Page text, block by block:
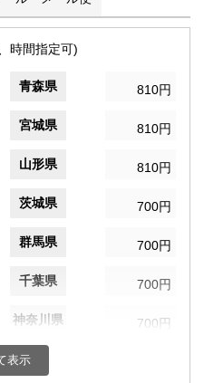
時間指定可)
青森県 810円
宮城県 810円
山形県 810円
茨城県 700円
群馬県 700円
千葉県 700円
神奈川県 700円
富山県
表示